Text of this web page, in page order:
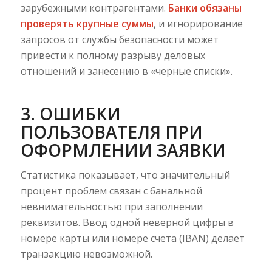
зарубежными контрагентами. Банки обязаны
проверять крупные суммы, и игнорирование
запросов от службы безопасности может
привести к полному разрыву деловых
отношений и занесению в «черные списки».
3. ОШИБКИ
ПОЛЬЗОВАТЕЛЯ ПРИ
ОФОРМЛЕНИИ ЗАЯВКИ
Статистика показывает, что значительный
процент проблем связан с банальной
невнимательностью при заполнении
реквизитов. Ввод одной неверной цифры в
номере карты или номере счета (IBAN) делает
транзакцию невозможной.